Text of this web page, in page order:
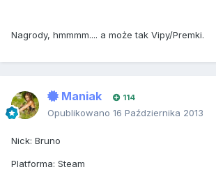
Nagrody, hmmmm.... a może tak Vipy/Premki.
Maniak 114
Opublikowano 16 Października 2013
Nick: Bruno
Platforma: Steam